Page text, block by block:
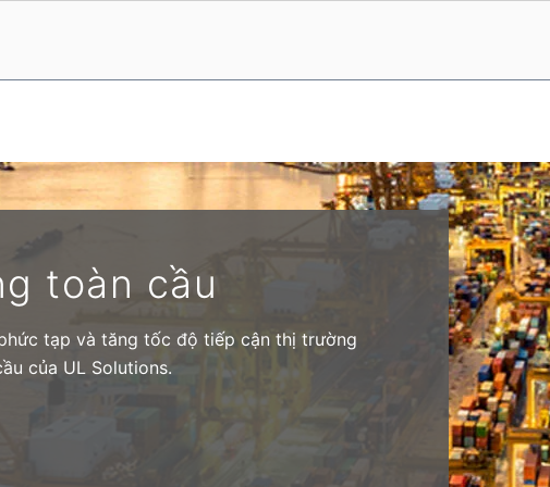
toàn cầu
tạp và tăng tốc độ tiếp cận thị trường
của UL Solutions.